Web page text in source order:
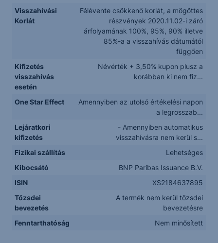
Visszahívási
Korlát
Félévente csökkenő korlát, a mögöttes
részvények 2020.11.02-i záró
árfolyamának 100%, 95%, 90% illetve
85%-a a visszahívás dátumától
függően
Kifizetés
visszahívás
esetén
Névérték + 3,50% kupon plusz a
korábban ki nem fiz...
One Star Effect
Amennyiben az utolsó értékelési napon
a legrosszab...
Lejáratkori
kifizetés
- Amennyiben automatikus
visszahívásra nem kerül s...
Fizikai szállítás
Lehetséges
Kibocsátó
BNP Paribas Issuance B.V.
ISIN
XS2184637895
Tőzsdei
bevezetés
A termék nem kerül tőzsdei
bevezetésre
Fenntarthatóság
Nem minősített